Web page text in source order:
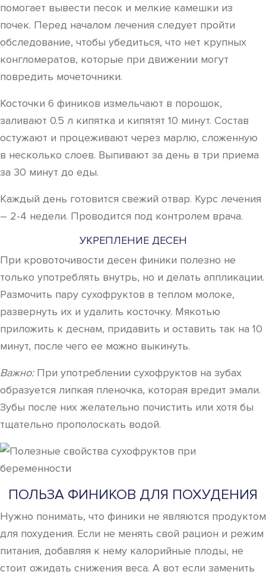
помогает вывести песок и мелкие камешки из
почек. Перед началом лечения следует пройти
обследование, чтобы убедиться, что нет крупных
конгломератов, которые при движении могут
повредить мочеточники.
Косточки 6 фиников измельчают в порошок,
заливают 0.5 л кипятка и кипятят 10 минут. Состав
остужают и процеживают через марлю, сложенную
в несколько слоев. Выпивают за день в три приема
за 30 минут до еды.
Каждый день готовится свежий отвар. Курс лечения
– 2-4 недели. Проводится под контролем врача.
УКРЕПЛЕНИЕ ДЕСЕН
При кровоточивости десен финики полезно не
только употреблять внутрь, но и делать аппликации.
Размочить пару сухофруктов в теплом молоке,
развернуть их и удалить косточку. Мякотью
приложить к деснам, придавить и оставить так на 10
минут, после чего ее можно выкинуть.
Важно:При употреблении сухофруктов на зубах
образуется липкая пленочка, которая вредит эмали.
Зубы после них желательно почистить или хотя бы
тщательно прополоскать водой.
ПОЛЬЗА ФИНИКОВ ДЛЯ ПОХУДЕНИЯ
Нужно понимать, что финики не являются продуктом
для похудения. Если не менять свой рацион и режим
питания, добавляя к нему калорийные плоды, не
стоит ожидать снижения веса. А вот если заменить